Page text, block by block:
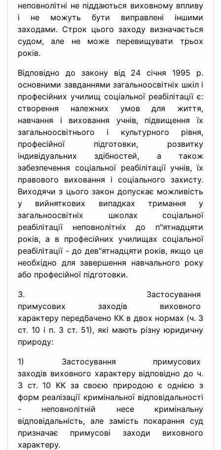
неповнолітні не піддаються виховному впливу
і не можуть бути виправлені іншими
заходами. Строк цього заходу визначається
судом, але не може перевищувати трьох
років.
Відповідно до закону від 24 січня 1995 р.
основними завданнями загальноосвітніх шкіл і
професійних училищ соціальної реабілітації є:
створення належних умов для життя,
навчання і виховання учнів, підвищення їх
загальноосвітнього і культурного рівня,
професійної підготовки, розвитку
індивідуальних здібностей, а також
забезпечення соціальної реабілітації учнів, їх
правового виховання і соціального захисту.
Виходячи з цього закон допускає можливість
у вийняткових випадках тримання у
загальноосвітніх школах соціальної
реабілітації неповнолітніх до п"ятнадцяти
років, а в професійних училищах соціальної
реабілітації - до дев"ятнадцяти років, якщо це
необхідно для завершення навчального року
або професійної підготовки.
3. Застосування
примусових заходів виховного
характеру передбачено КК в двох нормах (ч. 3
ст. 10 і п. 3 ст. 51), які мають різну юридичну
природу:
1) Застосування примусових
заходів виховного характеру відповідно до ч.
3 ст. 10 КК за своєю природою є однією з
форм реалізації кримінальної відповідальності
- неповнолітній несе кримінальну
відповідальність, але замість покарання суд
призначає примусові заходи виховного
характеру.